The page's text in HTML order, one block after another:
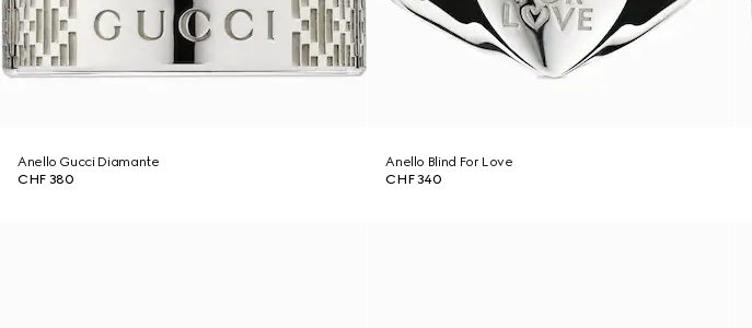
Anello Gucci Diamante
CHF 380
Anello Blind For Love
CHF 340